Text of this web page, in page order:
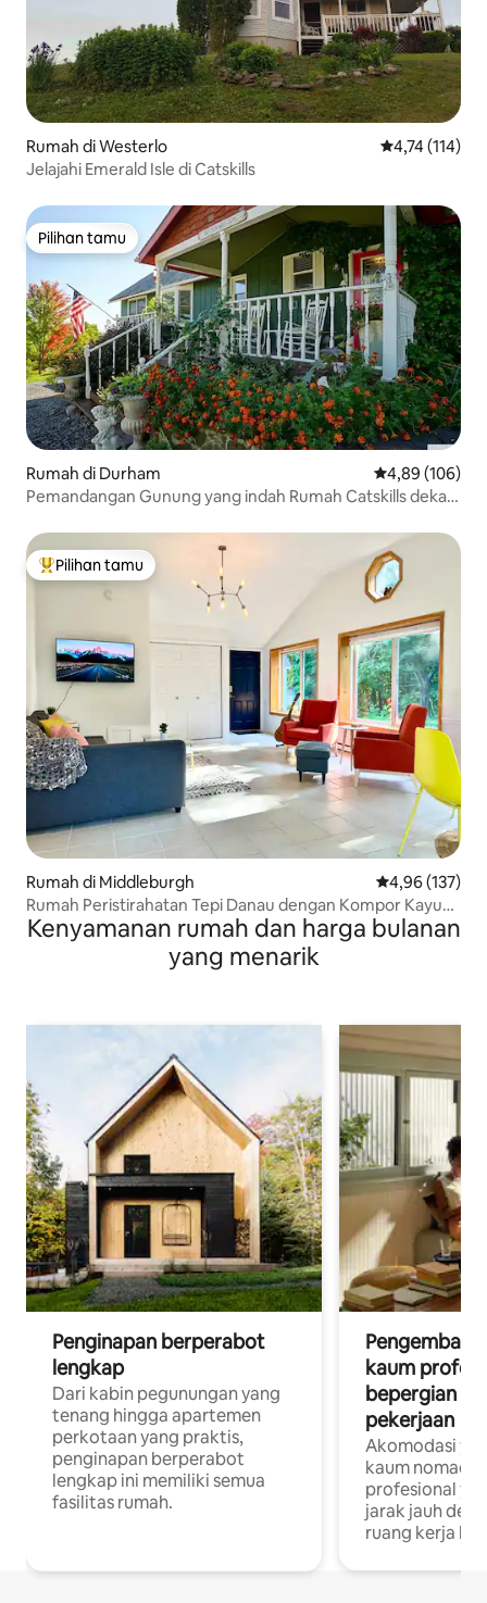
Rumah di Westerlo Nilai rata-rata
4,74 (114)
Jelajahi Emerald Isle di Catskills
Pilihan tamu
Pilihan tamu
Rumah di Durham Nilai rata-rata
4,89 (106)
Pemandangan Gunung yang indah Rumah Catskills dekat
Pilihan tamu terpopuler
Pilihan tamu
Rumah di Middleburgh Nilai rata-rata
4,96 (137)
Rumah Peristirahatan Tepi Danau dengan Kompor Kayu
oleh Huyck Preserve
Kenyamanan rumah dan harga bulanan
yang menarik
Penginapan berperabot
lengkap
Dari kabin pegunungan yang
tenang hingga apartemen
perkotaan yang praktis,
penginapan berperabot
lengkap ini memiliki semua
fasilitas rumah.
Pengembara
kaum
bepergian
pekerjaan
Akomodasi
kaum
profesional
jarak jauh
ruang kerja